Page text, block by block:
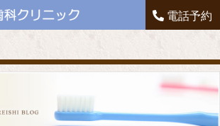
電話予約